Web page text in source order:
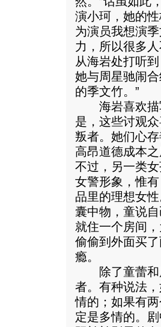
演小珂，她的
为演员我想演
力，所以很多
从海岩处打听
她与周星驰闹
的季文竹。”
海岩喜欢描
是，这些讨观
叛者。她们心
高昂道德成本
不过，另一类
女警形象，惟
品里的理想女
囊中物，童说
就住一个房间
偷偷到外面买
瘾。
除了童蕾和
者。有种说法
情的；如果有
定是多情的。